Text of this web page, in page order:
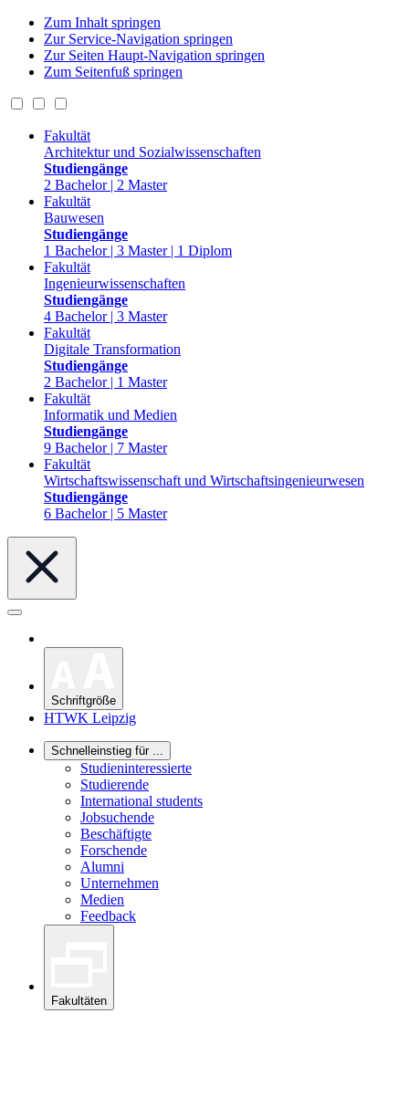
Zum Inhalt springen
Zur Service-Navigation springen
Zur Seiten Haupt-Navigation springen
Zum Seitenfuß springen
Fakultät
Architektur und Sozialwissenschaften
Studiengänge
2 Bachelor | 2 Master
Fakultät
Bauwesen
Studiengänge
1 Bachelor | 3 Master | 1 Diplom
Fakultät
Ingenieurwissenschaften
Studiengänge
4 Bachelor | 3 Master
Fakultät
Digitale Transformation
Studiengänge
2 Bachelor | 1 Master
Fakultät
Informatik und Medien
Studiengänge
9 Bachelor | 7 Master
Fakultät
Wirtschaftswissenschaft und Wirtschaftsingenieurwesen
Studiengänge
6 Bachelor | 5 Master
Schriftgröße
HTWK Leipzig
Schnelleinstieg für ...
Studieninteressierte
Studierende
International students
Jobsuchende
Beschäftigte
Forschende
Alumni
Unternehmen
Medien
Feedback
Fakultäten